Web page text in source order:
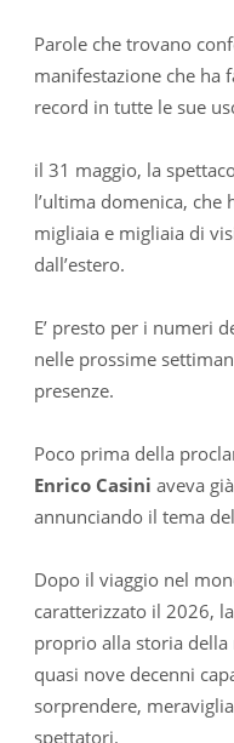
Parole che trovano
manifestazione che ha
record in tutte le sue
il 31 maggio, la
l’ultima domenica, che
migliaia e migliaia di
dall’estero.
E’ presto per i numeri
nelle prossime
presenze.
Poco prima della
Enrico Casini aveva
annunciando il tema
Dopo il viaggio nel
caratterizzato il 2026,
proprio alla storia
quasi nove decenni
sorprendere,
spettatori.